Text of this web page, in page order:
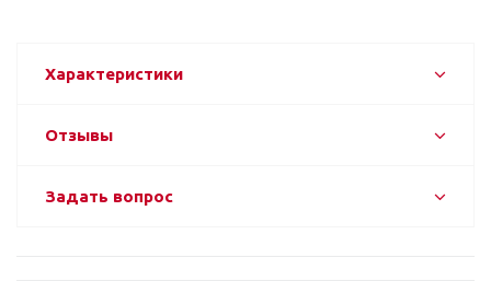
Характеристики
Отзывы
Задать вопрос